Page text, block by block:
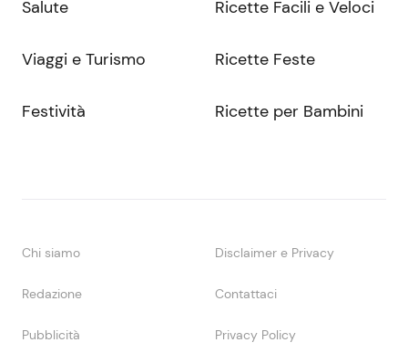
Salute
Viaggi e Turismo
Festività
Ricette Facili e Veloci
Ricette Feste
Ricette per Bambini
Chi siamo Disclaimer e Privacy
Redazione Contattaci
Pubblicità Privacy Policy